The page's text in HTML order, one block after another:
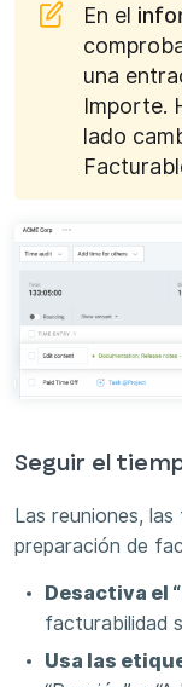
En el
una
Importe.
lado
Seguir el
Las reuniones,
preparación de
Desactiva el
facturabilidad
Usa las